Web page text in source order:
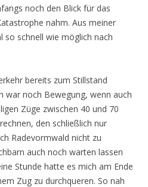
noch den Blick für das
nahm. Aus meiner
so schnell wie möglich nach
bereits zum Stillstand
war noch Bewegung, wenn auch
Züge zwischen 40 und 70
den schließlich nur
Radevormwald nicht zu
auch noch warten lassen
Stunde hatte es mich am Ende
Zug zu durchqueren. So nah